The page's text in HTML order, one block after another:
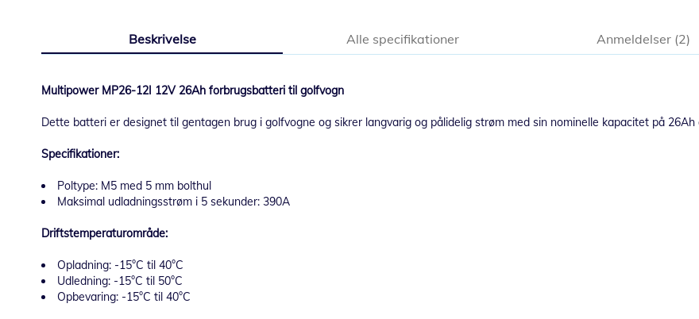
Beskrivelse
Multipower MP26-12I 12V 26Ah forbrugsbatteri til golfvogn
Dette batteri er designet til gentagen brug i golfvogne og sikrer langvarig og pålidelig strøm med sin nominelle kapacitet på
Specifikationer:
Poltype: M5 med 5 mm bolthul
Maksimal udladningsstrøm i 5 sekunder: 390A
Driftstemperaturområde:
Opladning: -15°C til 40°C
Udledning: -15°C til 50°C
Opbevaring: -15°C til 40°C
Alle specifikationer Anmeldelser 2